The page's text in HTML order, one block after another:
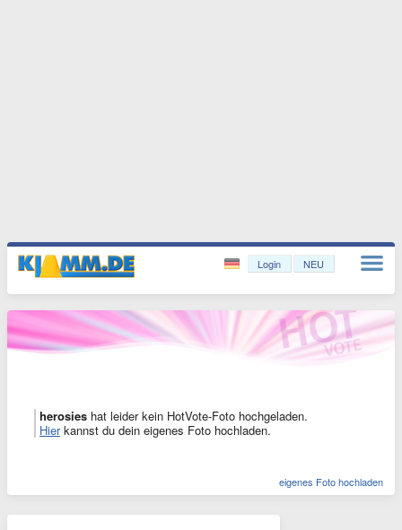
Login NEU
herosies hat leider kein HotVote-Foto hochgeladen.
Hierkannst du dein eigenes Foto hochladen.
eigenes Foto hochladen